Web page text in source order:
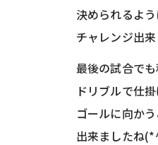
決められるよ
チャレンジ出
最後の試合で
ドリブルで仕
ゴールに向か
出来ましたね